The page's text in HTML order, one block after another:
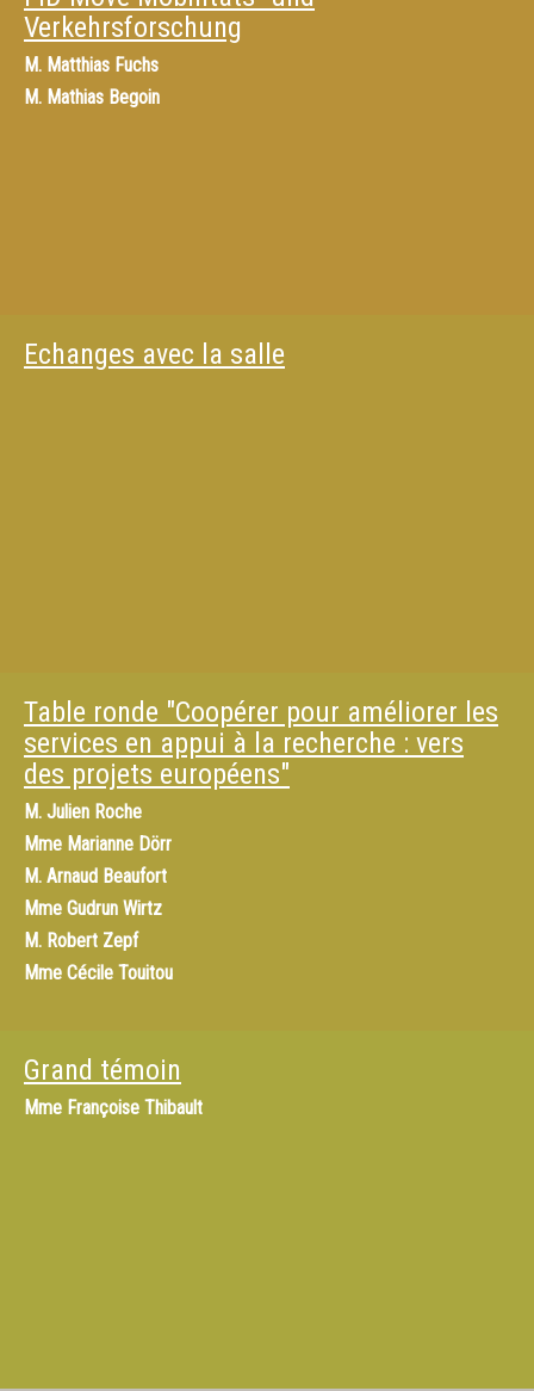
Verkehrsforschung
M. Matthias Fuchs
M. Mathias Begoin
Echanges avec la salle
Table ronde "Coopérer pour améliorer les
services en appui à la recherche : vers
des projets européens"
M. Julien Roche
Mme Marianne Dörr
M. Arnaud Beaufort
Mme Gudrun Wirtz
M. Robert Zepf
Mme Cécile Touitou
Grand témoin
Mme Françoise Thibault